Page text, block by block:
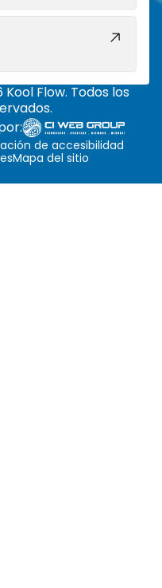
Flow. Todos los
de accesibilidad
Mapa del sitio